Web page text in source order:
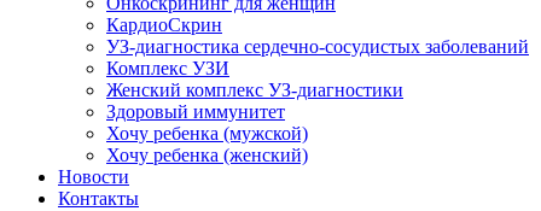
КардиоСкрин
УЗ-диагностика сердечно-сосудистых заболеваний
Комплекс УЗИ
Женский комплекс УЗ-диагностики
Здоровый иммунитет
Хочу ребенка (мужской)
Хочу ребенка (женский)
Новости
Контакты